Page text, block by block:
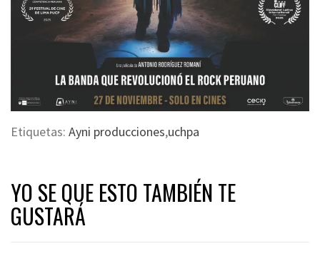
Etiquetas: Ayni producciones,uchpa
YO SE QUE ESTO TAMBIÉN TE
GUSTARÁ